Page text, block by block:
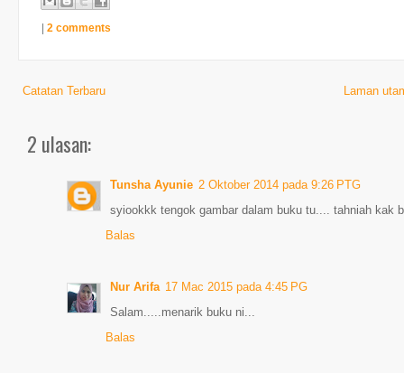
| 2 comments
Catatan Terbaru Laman
2 ulasan:
Tunsha Ayunie 2 Oktober 2014 pada 9:26 PTG
syiookkk tengok gambar dalam buku tu.... tahniah kak
Balas
Nur Arifa 17 Mac 2015 pada 4:45 PG
Salam.....menarik buku ni...
Balas